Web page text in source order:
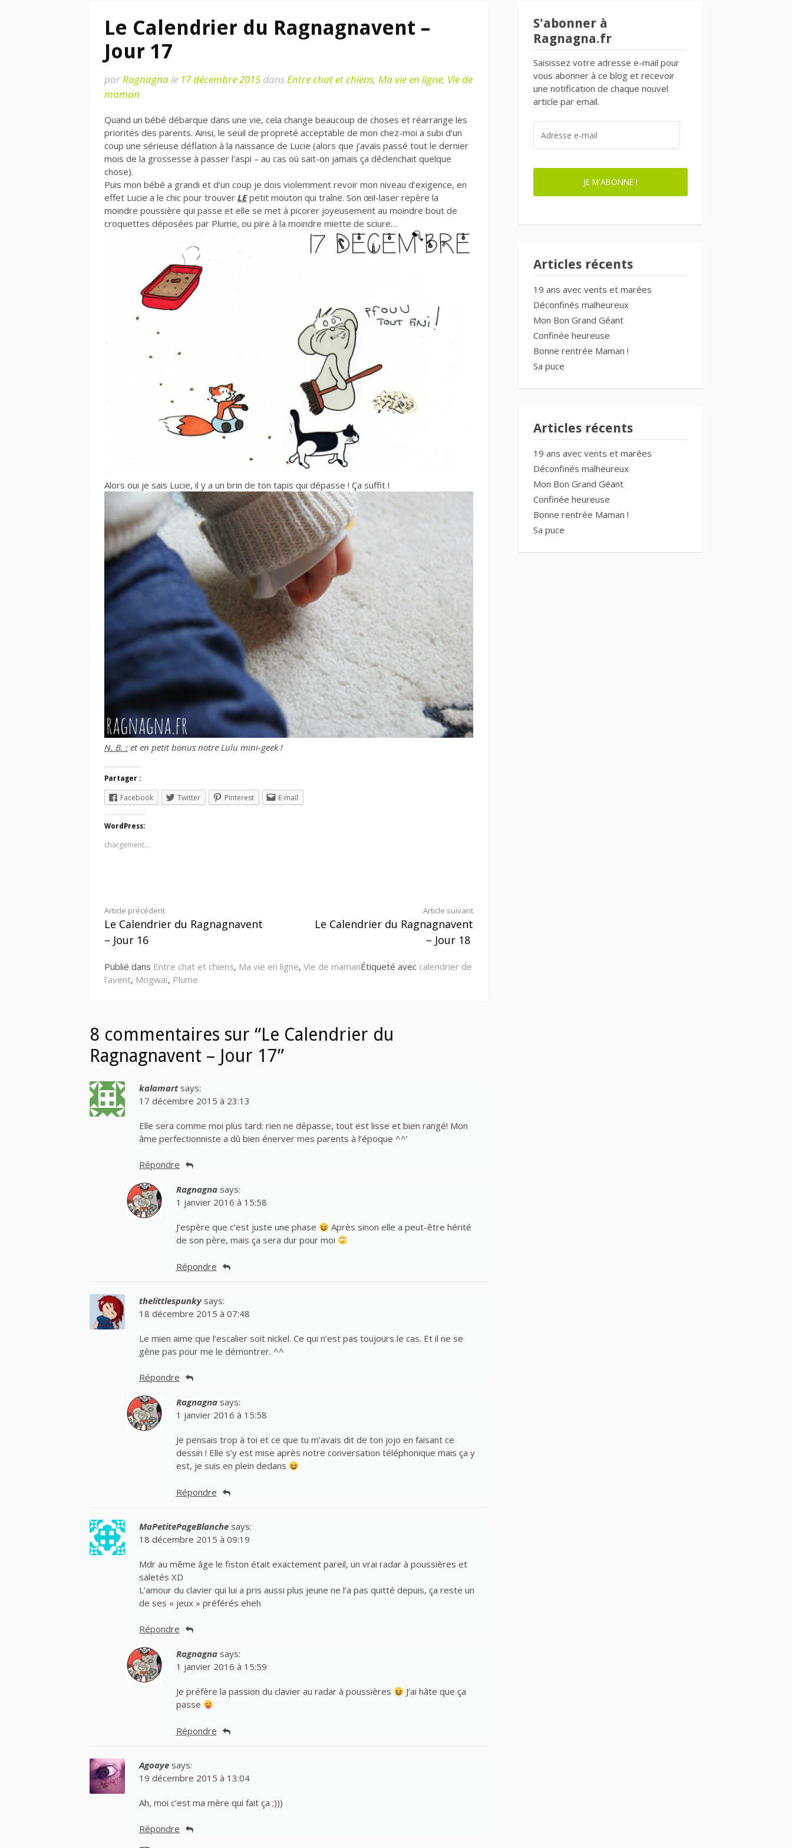
Le Calendrier du Ragnagnavent –
Jour 17
parRagnagnale 17 décembre 2015 dansEntre chat et chiens, Ma vie en ligne, Vie de
maman
Quand un bébé débarque dans une vie, cela change beaucoup de choses et réarrange les
priorités des parents. Ainsi, le seuil de propreté acceptable de mon chez-moi a subi d’un
coup une sérieuse déflation à la naissance de Lucie (alors que j’avais passé tout le dernier
mois de la grossesse à passer l’aspi – au cas où sait-on jamais ça déclenchait quelque
chose).
Puis mon bébé a grandi et d’un coup je dois violemment revoir mon niveau d’exigence, en
effet Lucie a le chic pour trouver LEpetit mouton qui traîne. Son œil-laser repère la
moindre poussière qui passe et elle se met à picorer joyeusement au moindre bout de
croquettes déposées par Plume, ou pire à la moindre miette de sciure…
Alors oui je sais Lucie, il y a un brin de ton tapis qui dépasse ! Ça suffit !
N. B. : et en petit bonus notre Lulu mini-geek !
Partager :
Facebook Twitter Pinterest E-mail
WordPress:
chargement…
Lire
la
Article précédent
Le Calendrier du Ragnagnavent
– Jour 16
Article suivant
Le Calendrier du Ragnagnavent
– Jour 18
Publié dans Entre chat et chiens, Ma vie en ligne, Vie de mamanÉtiqueté avec calendrier de
l'avent, Mogwaï, Plume
8 commentaires sur “Le Calendrier du
Ragnagnavent – Jour 17”
kalamart says:
17 décembre 2015 à 23:13
Elle sera comme moi plus tard: rien ne dépasse, tout est lisse et bien rangé! Mon
âme perfectionniste a dû bien énerver mes parents à l’époque ^^’
Répondre
Ragnagna says:
1 janvier 2016 à 15:58
J’espère que c’est juste une phase
Après sinon elle a peut-être hérité
de son père, mais ça sera dur pour moi
Répondre
thelittlespunky says:
18 décembre 2015 à 07:48
Le mien aime que l’escalier soit nickel. Ce qui n’est pas toujours le cas. Et il ne se
gène pas pour me le démontrer. ^^
Répondre
Ragnagna says:
1 janvier 2016 à 15:58
Je pensais trop à toi et ce que tu m’avais dit de ton jojo en faisant ce
dessin ! Elle s’y est mise après notre conversation téléphonique mais ça y
est, je suis en plein dedans
Répondre
MaPetitePageBlanche says:
18 décembre 2015 à 09:19
Mdr au même âge le fiston était exactement pareil, un vrai radar à poussières et
saletés XD
L’amour du clavier qui lui a pris aussi plus jeune ne l’a pas quitté depuis, ça reste un
de ses « jeux » préférés eheh
Répondre
Ragnagna says:
1 janvier 2016 à 15:59
Je préfère la passion du clavier au radar à poussières
J’ai hâte que ça
passe
Répondre
Agoaye says:
19 décembre 2015 à 13:04
Ah, moi c’est ma mère qui fait ça ;)))
Répondre
S'abonner à
Ragnagna.fr
Saisissez votre adresse e-mail pour
vous abonner à ce blog et recevoir
une notification de chaque nouvel
article par email.
MAIL
JE M'ABONNE !
Articles récents
19 ans avec vents et marées
Déconfinés malheureux
Mon Bon Grand Géant
Confinée heureuse
Bonne rentrée Maman !
Sa puce
Articles récents
19 ans avec vents et marées
Déconfinés malheureux
Mon Bon Grand Géant
Confinée heureuse
Bonne rentrée Maman !
Sa puce